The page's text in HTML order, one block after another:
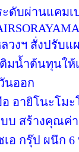
ดับผ่านแคมเ
วงฯ สั่งปรับ
ติมน้ำต้นทุนใ
นออก
อ อายิโนะโม
บบ สร้างคุณค่
อ กรุ๊ป ผนึก 6